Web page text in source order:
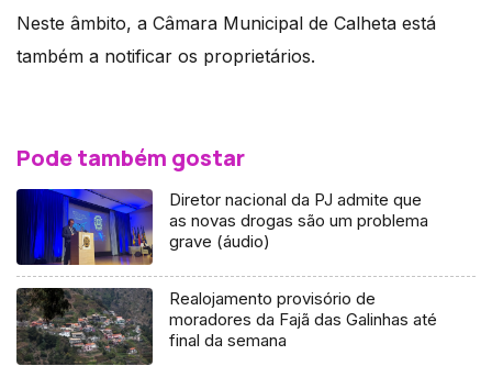
Neste âmbito, a Câmara Municipal de Calheta está
também a notificar os proprietários.
Pode também gostar
Diretor nacional da PJ admite que
as novas drogas são um problema
grave (áudio)
Realojamento provisório de
moradores da Fajã das Galinhas até
final da semana